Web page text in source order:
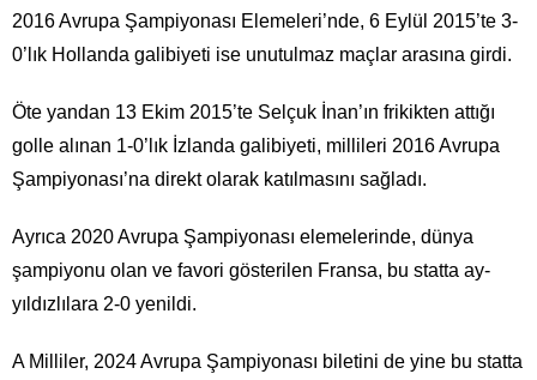
2016 Avrupa Şampiyonası Elemeleri’nde, 6 Eylül 2015’te 3-
0’lık Hollanda galibiyeti ise unutulmaz maçlar arasına girdi.
Öte yandan 13 Ekim 2015’te Selçuk İnan’ın frikikten attığı
golle alınan 1-0’lık İzlanda galibiyeti, millileri 2016 Avrupa
Şampiyonası’na direkt olarak katılmasını sağladı.
Ayrıca 2020 Avrupa Şampiyonası elemelerinde, dünya
şampiyonu olan ve favori gösterilen Fransa, bu statta ay-
yıldızlılara 2-0 yenildi.
A Milliler, 2024 Avrupa Şampiyonası biletini de yine bu statta